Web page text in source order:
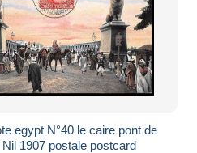
egypt N°40 le caire pont de
1907 postale postcard